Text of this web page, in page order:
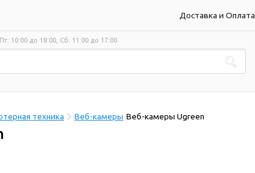
Доставка и Оплата
10:00 до 18:00, Сб: 11:00 до 17:00
техника Веб-камеры Веб-камеры Ugreen